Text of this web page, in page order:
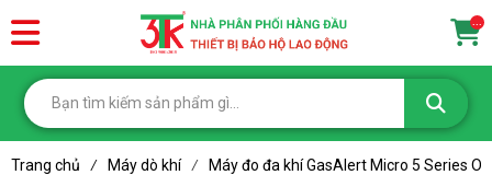
...
Trang chủ / Máy dò khí / Máy đo đa khí GasAlert Micro 5 Series